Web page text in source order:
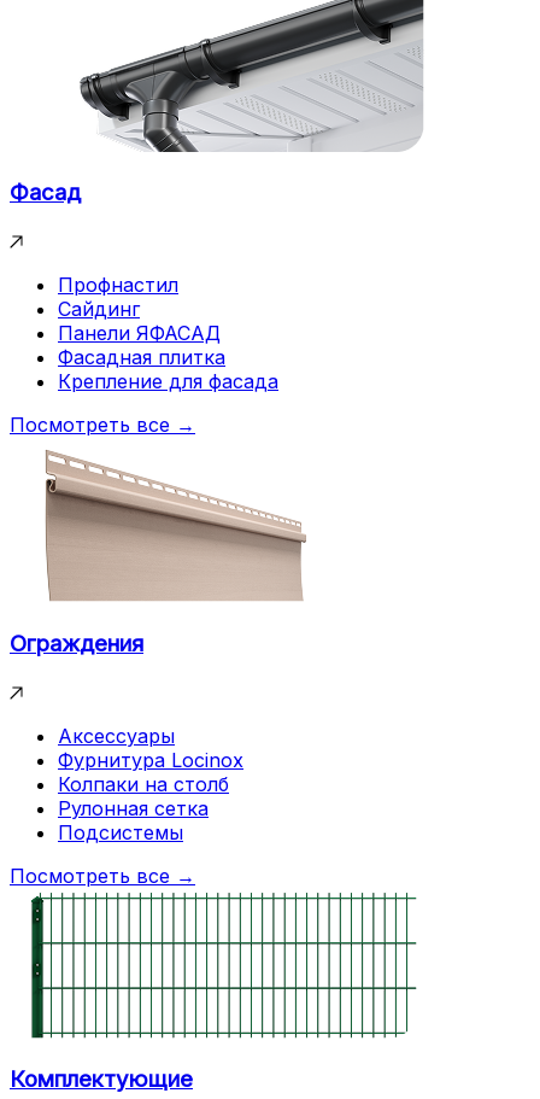
Фасад
Профнастил
Сайдинг
Панели ЯФАСАД
Фасадная плитка
Крепление для фасада
Посмотреть все →
Ограждения
Аксессуары
Фурнитура Locinox
Колпаки на столб
Рулонная сетка
Подсистемы
Посмотреть все →
Комплектующие